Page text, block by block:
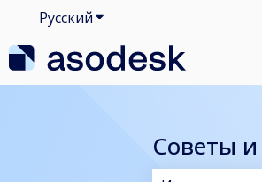
РусскийПоказать подменю для
Советы